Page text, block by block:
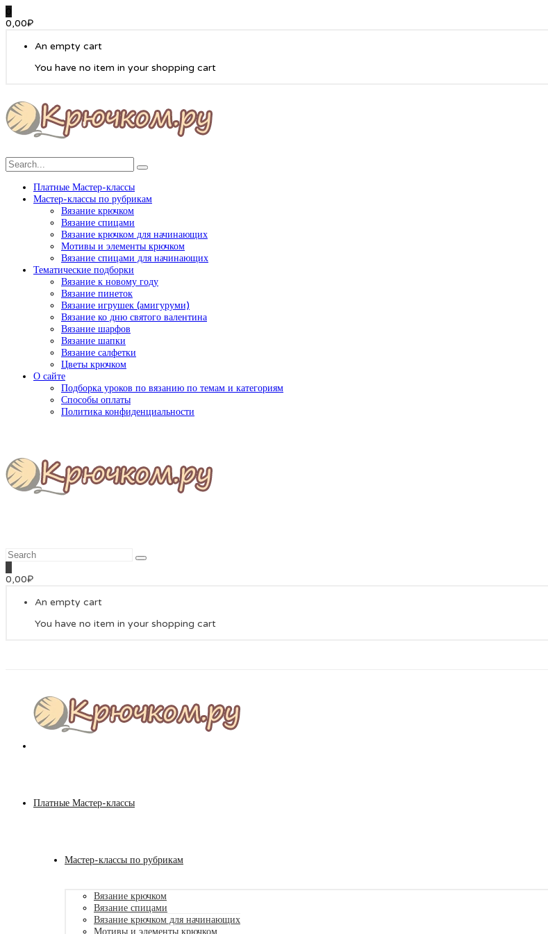
0
0,00₽
An empty cart
You have no item in your shopping cart
Платные Мастер-классы
Мастер-классы по рубрикам
Вязание крючком
Вязание спицами
Вязание крючком для начинающих
Мотивы и элементы крючком
Вязание спицами для начинающих
Тематические подборки
Вязание к новому году
Вязание пинеток
Вязание игрушек (амигуруми)
Вязание ко дню святого валентина
Вязание шарфов
Вязание шапки
Вязание салфетки
Цветы крючком
О сайте
Подборка уроков по вязанию по темам и категориям
Способы оплаты
Политика конфиденциальности
0,00₽
An empty cart
You have no item in your shopping cart
Платные Мастер-классы
Мастер-классы по рубрикам
Вязание крючком
Вязание спицами
Вязание крючком для начинающих
Мотивы и элементы крючком